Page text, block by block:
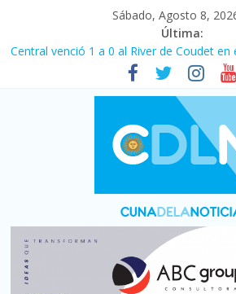
Sábado, Agosto 8,
Última:
Fuerte caída de la venta de autos usados
interanual
Central venció 1 a 0 al River de Coudet en
afecta a 400 mil deudores en Santa Fe
Desde que asumió Milei cerraron 41.000
denuncia crisis como en 2001
Vacaciones de invierno con más
turístico: 4,6 millones de personas
más que en 2025